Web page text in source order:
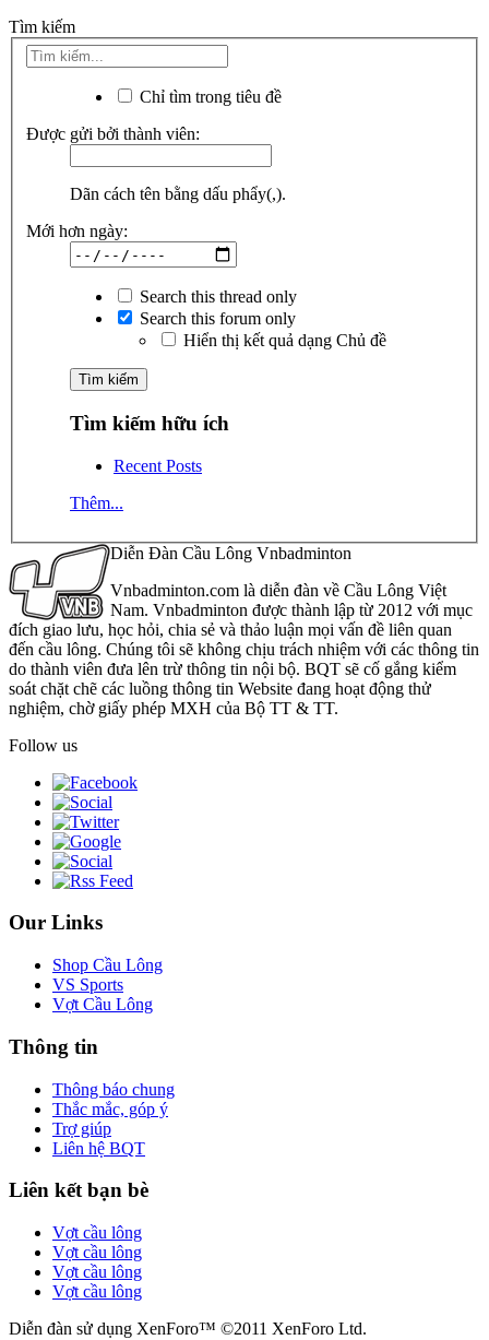
Tìm kiếm
Chỉ tìm trong tiêu đề
Được gửi bởi thành viên:
Dãn cách tên bằng dấu phẩy(,).
Mới hơn ngày:
Search this thread only
Search this forum only
Hiển thị kết quả dạng Chủ đề
Tìm kiếm hữu ích
Recent Posts
Thêm...
Diễn Đàn Cầu Lông Vnbadminton
Vnbadminton.com là diễn đàn về Cầu Lông Việt
Nam. Vnbadminton được thành lập từ 2012 với mục
đích giao lưu, học hỏi, chia sẻ và thảo luận mọi vấn đề liên quan
đến cầu lông. Chúng tôi sẽ không chịu trách nhiệm với các thông tin
do thành viên đưa lên trừ thông tin nội bộ. BQT sẽ cố gắng kiểm
soát chặt chẽ các luồng thông tin Website đang hoạt động thử
nghiệm, chờ giấy phép MXH của Bộ TT & TT.
Follow us
Our Links
Shop Cầu Lông
VS Sports
Vợt Cầu Lông
Thông tin
Thông báo chung
Thắc mắc, góp ý
Trợ giúp
Liên hệ BQT
Liên kết bạn bè
Vợt cầu lông
Vợt cầu lông
Vợt cầu lông
Vợt cầu lông
Diễn đàn sử dụng XenForo™ ©2011 XenForo Ltd.